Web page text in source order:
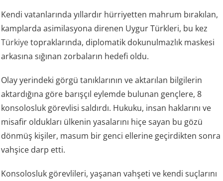
Kendi vatanlarında yıllardır hürriyetten mahrum bırakılan,
kamplarda asimilasyona direnen Uygur Türkleri, bu kez
Türkiyetopraklarında, diplomatik dokunulmazlık maskesi
arkasına sığınan zorbaların hedefi oldu.
Olay yerindeki görgü tanıklarının ve aktarılan bilgilerin
aktardığına göre barışçıl eylemde bulunan gençlere, 8
konsolosluk görevlisi saldırdı. Hukuku, insan haklarını ve
misafir oldukları ülkenin yasalarını hiçe sayan bu gözü
dönmüş kişiler, masum bir genci ellerine geçirdikten sonra
vahşice darp etti.
Konsolosluk görevlileri, yaşanan vahşeti ve kendi suçlarını